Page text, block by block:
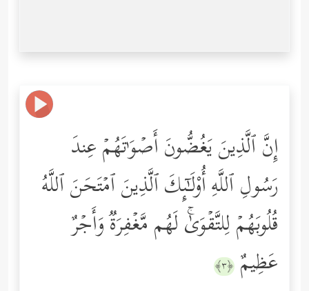
إِنَّ ٱلَّذِینَ یَغُضُّونَ أَصۡوَ ٰ⁠تَهُمۡ عِندَ
رَسُولِ ٱللَّهِ أُوْلَـٰۤىِٕكَ ٱلَّذِینَ ٱمۡتَحَنَ ٱللَّهُ
قُلُوبَهُمۡ لِلتَّقۡوَىٰۚ لَهُم مَّغۡفِرَةࣱ وَأَجۡرٌ
عَظِیمٌ ﴿٣﴾